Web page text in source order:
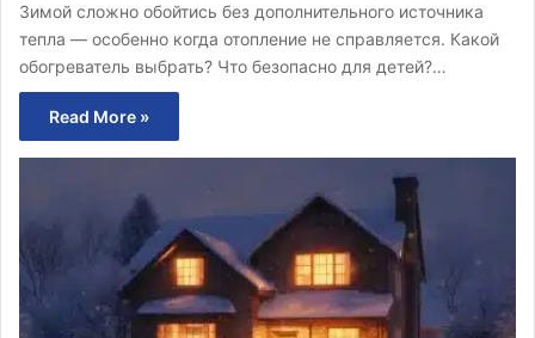
Зимой сложно обойтись без дополнительного источника
тепла — особенно когда отопление не справляется. Какой
обогреватель выбрать? Что безопасно для детей?…
Read More »